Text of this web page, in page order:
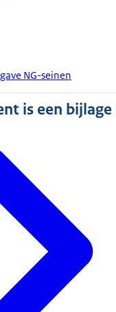
NG-seinen
is een bijlage